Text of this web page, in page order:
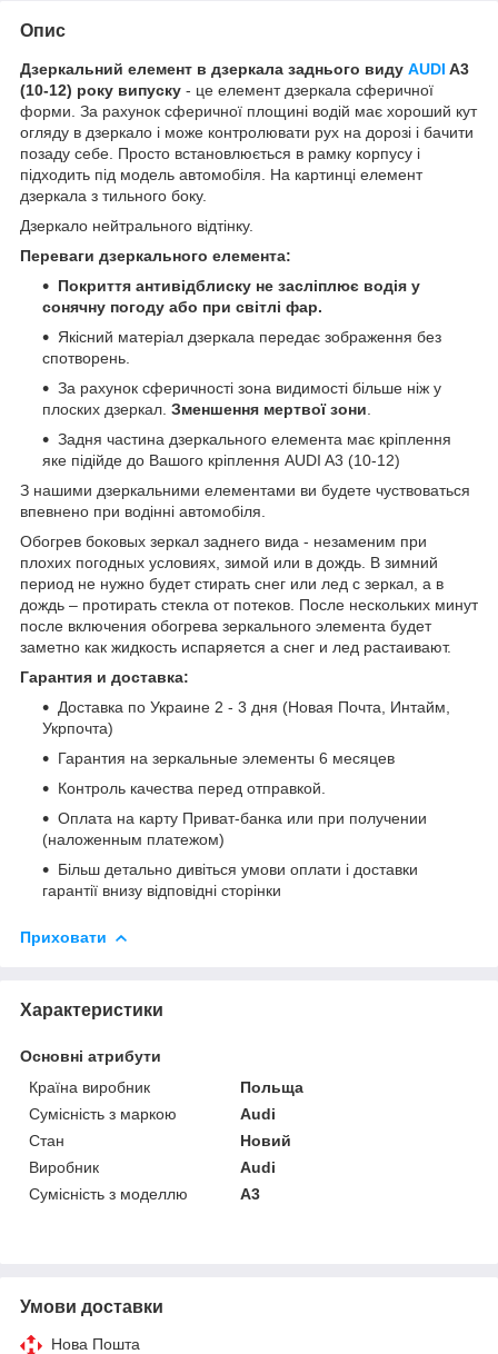
Опис
Дзеркальний елемент в дзеркала заднього виду AUDI A3
(10-12) року випуску - це елемент дзеркала сферичної
форми. За рахунок сферичної площині водій має хороший кут
огляду в дзеркало і може контролювати рух на дорозі і бачити
позаду себе. Просто встановлюється в рамку корпусу і
підходить під модель автомобіля. На картинці елемент
дзеркала з тильного боку.
Дзеркало нейтрального відтінку.
Переваги дзеркального елемента:
Покриття антивідблиску не засліплює водія у
сонячну погоду або при світлі фар.
Якісний матеріал дзеркала передає зображення без
спотворень.
За рахунок сферичності зона видимості більше ніж у
плоских дзеркал. Зменшення мертвої зони
Задня частина дзеркального елемента має кріплення
яке підійде до Вашого кріплення AUDI A3 (10-12)
З нашими дзеркальними елементами ви будете чуствоваться
впевнено при водінні автомобіля.
Обогрев боковых зеркал заднего вида - незаменим при
плохих погодных условиях, зимой или в дождь. В зимний
период не нужно будет стирать снег или лед с зеркал, а в
дождь – протирать стекла от потеков. После нескольких минут
после включения обогрева зеркального элемента будет
заметно как жидкость испаряется а снег и лед растаивают.
Гарантия и доставка:
Доставка по Украине 2 - 3 дня (Новая Почта, Интайм,
Укрпочта)
Гарантия на зеркальные элементы 6 месяцев
Контроль качества перед отправкой.
Оплата на карту Приват-банка или при получении
(наложенным платежом)
Більш детально дивіться умови оплати і доставки
гарантії внизу відповідні сторінки
Приховати
Характеристики
Основні атрибути
Країна виробник
Польща
Сумісність з маркою
Audi
Стан
Новий
Виробник
Audi
Сумісність з моделлю
A3
Умови доставки
Нова Пошта